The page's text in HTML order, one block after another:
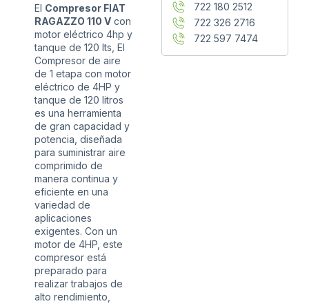
El Compresor FIAT
RAGAZZO 110 V con
motor eléctrico 4hp y
tanque de 120 lts, El
Compresor de aire
de 1 etapa con motor
eléctrico de 4HP y
tanque de 120 litros
es una herramienta
de gran capacidad y
potencia, diseñada
para suministrar aire
comprimido de
manera continua y
eficiente en una
variedad de
aplicaciones
exigentes. Con un
motor de 4HP, este
compresor está
preparado para
realizar trabajos de
alto rendimiento,
722 180 2512
722 326 2716
722 597 7474